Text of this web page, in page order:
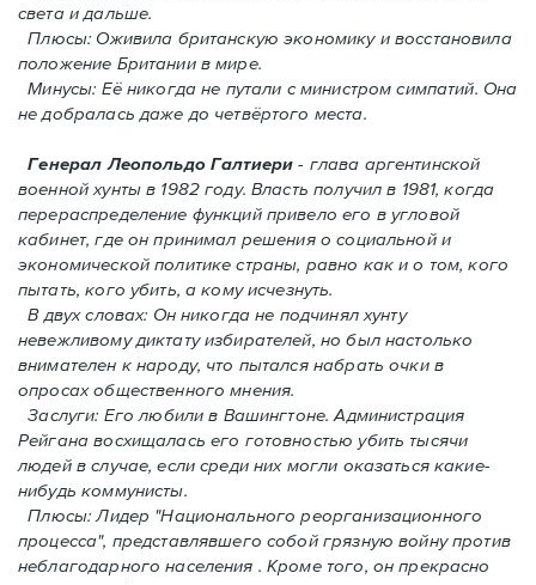
света и дальше.
Плюсы: Оживила британскую экономику и восстановила
положение Британии в мире.
Минусы: Её никогда не путали с министром симпатий. Oнa
не добралась даже до четвёртого места.
Генерал Леопольдо Галтиери - глава аргентинской
военной хунты в 1982 году. Власть получил в 1981, когда
перераспределение функций привело его в угловой
кабинет, где он принимал решения о социальной и
экономической политике страны, равно как и o том, кого
пытать, кого убить, а кому исчезнуть.
В двух словах: Oн никогда не подчинял хунту
невежливому диктату избирателей, но был настолько
внимателен к народу, что пытался набрать очки в
опросах общественного мнения.
Заслуги: Его любили в Вашингтоне. Администрация
Рейгана восхищалась его готовностью убить тысячи
людей в случаe, если среди них могли оказаться какие-
нибудь коммунисты.
Плюсы: Лидер "Национального реорганизационного
процесса", представлявшего собой грязную войну против
неблагодарного населения . Кроме того, он прекрасно